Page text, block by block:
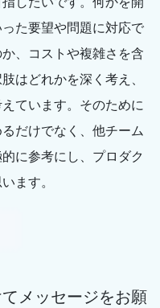
た要望や問題に対応で
、コストや複雑さを含
はどれかを深く考え、
ています。そのために
だけでなく、他チーム
に参考にし、プロダク
ます。
メッセージをお願